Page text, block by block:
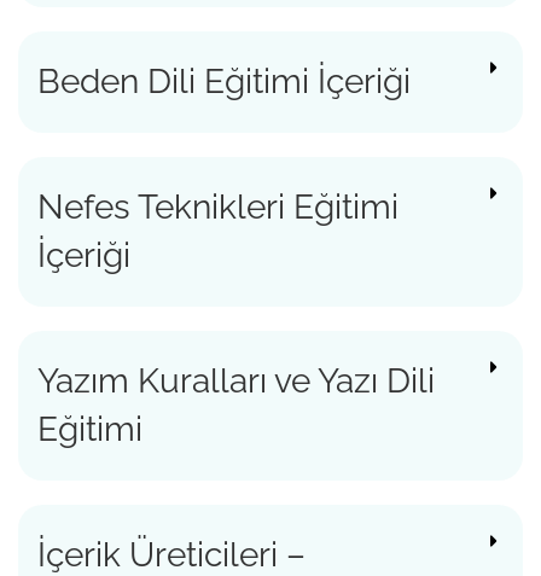
Beden Dili Eğitimi İçeriği
Nefes Teknikleri Eğitimi
İçeriği
Yazım Kuralları ve Yazı Dili
Eğitimi
İçerik Üreticileri –